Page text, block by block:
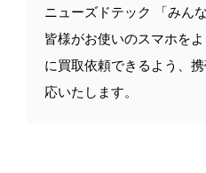
ニューズドテック 「みん
皆様がお使いのスマホを
に買取依頼できるよう、
応いたします。